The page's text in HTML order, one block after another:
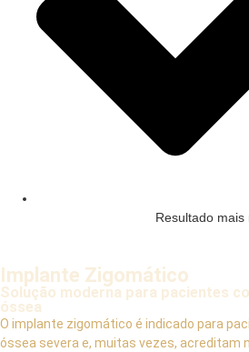
Resultado mais
Implante Zigomático
Solução moderna para pacientes
óssea
O implante zigomático é indicado para
óssea severa e, muitas vezes, acreditam